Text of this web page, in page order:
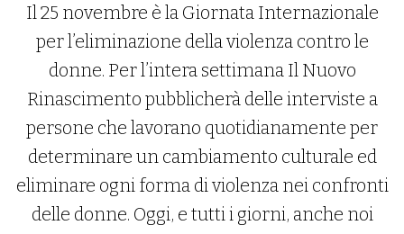
Il 25 novembre è la Giornata Internazionale
per l’eliminazione della violenza contro le
donne. Per l’intera settimana Il Nuovo
Rinascimento pubblicherà delle interviste a
persone che lavorano quotidianamente per
determinare un cambiamento culturale ed
eliminare ogni forma di violenza nei confronti
delle donne. Oggi, e tutti i giorni, anche noi